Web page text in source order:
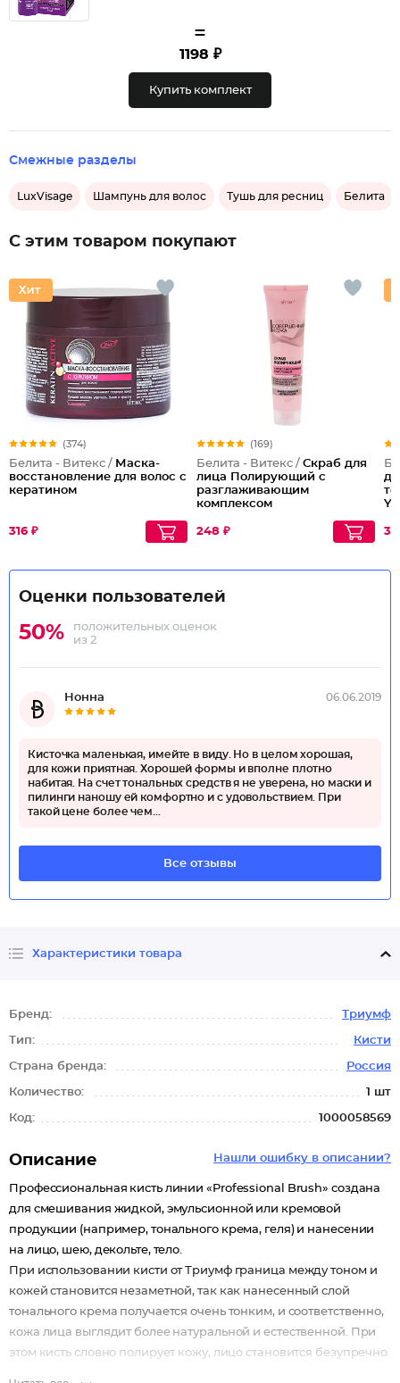
=
1198 ₽
Купить комплект
Смежные разделы
LuxVisage Шампунь для волос Тушь для ресниц Белита
С этим товаром покупают
(374)
Белита - Витекс / Маска-
восстановление для волос с
кератином
316 ₽
(169)
Белита - Витекс / Скраб для
лица Полирующий c
разглаживающим
комплексом
248 ₽
Оценки пользователей
50%
положительных оценок
из 2
Нонна 06.06.2019
Кисточка маленькая, имейте в виду. Но в целом хорошая,
для кожи приятная. Хорошей формы и вполне плотно
набитая. На счет тональных средств я не уверена, но маски и
пилинги наношу ей комфортно и с удовольствием. При
такой цене более чем...
Все отзывы
Характеристики товара
Бренд: Триумф
Тип: Кисти
Страна бренда: Россия
Количество: 1 шт
Код: 1000058569
Нашли ошибку в описании?
Описание
Профессиональная кисть линии «Professional Brush» создана
для смешивания жидкой, эмульсионной или кремовой
продукции (например, тонального крема, геля) и нанесении
на лицо, шею, декольте, тело.
При использовании кисти от Триумф граница между тоном и
кожей становится незаметной, так как нанесенный слой
тонального крема получается очень тонким, и соответственно,
кожа лица выглядит более натуральной и естественной. При
этом кисть словно полирует кожу, лицо становится безупречно